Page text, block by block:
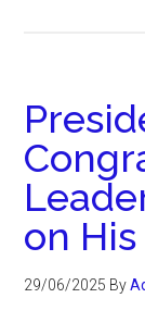
on
29/06/2025 By